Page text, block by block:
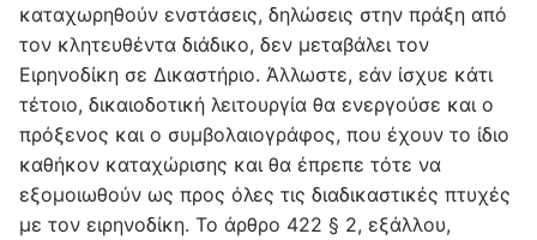
καταχωρηθούν ενστάσεις, δηλώσεις στην πράξη από
τον κλητευθέντα διάδικο, δεν μεταβάλει τον
Ειρηνοδίκη σε Δικαστήριο. Άλλωστε, εάν ίσχυε κάτι
τέτοιο, δικαιοδοτική λειτουργία θα ενεργούσε και ο
πρόξενος και ο συμβολαιογράφος, που έχουν το ίδιο
καθήκον καταχώρισης και θα έπρεπε τότε να
εξομοιωθούν ως προς όλες τις διαδικαστικές πτυχές
με τον ειρηνοδίκη. Το άρθρο 422 § 2, εξάλλου,